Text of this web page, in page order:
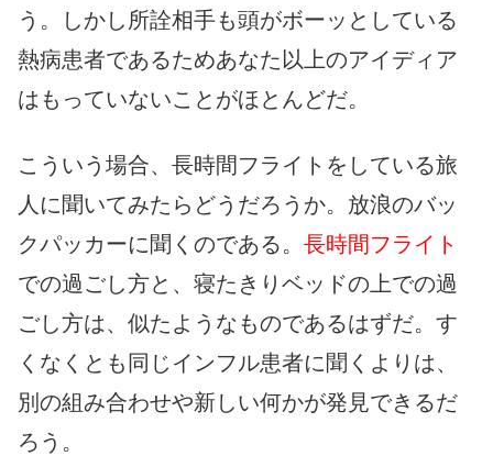
う。しかし所詮相手も頭がボーッとしている
熱病患者であるためあなた以上のアイディア
はもっていないことがほとんどだ。
こういう場合、長時間フライトをしている旅
人に聞いてみたらどうだろうか。放浪のバッ
クパッカーに聞くのである。 長時間フライト
での過ごし方と、寝たきりベッドの上での過
ごし方は、似たようなものであるはずだ。す
くなくとも同じインフル患者に聞くよりは、
別の組み合わせや新しい何かが発見できるだ
ろう。